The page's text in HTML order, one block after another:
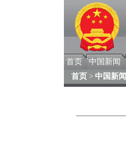
首页 中国新闻
首页 > 中国新闻